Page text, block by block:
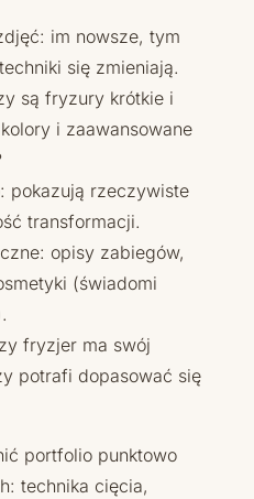
im nowsze, tym
się zmieniają.
są fryzury krótkie i
i zaawansowane
pokazują rzeczywiste
transformacji.
opisy zabiegów,
(świadomi
fryzjer ma swój
potrafi dopasować się
portfolio punktowo
technika cięcia,